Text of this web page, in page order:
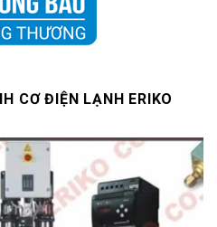
CƠ ĐIỆN LẠNH ERIKO